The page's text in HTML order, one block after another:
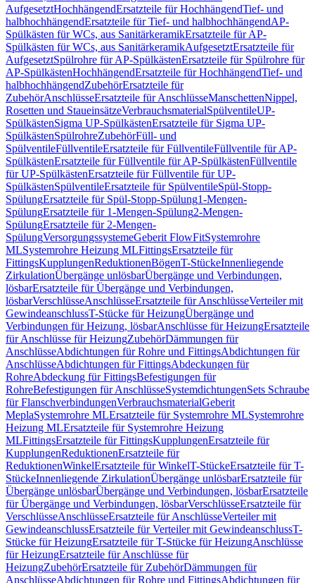
AufgesetztHochhängendErsatzteile für HochhängendTief- und
halbhochhängendErsatzteile für Tief- und halbhochhängendAP-
Spülkästen für WCs, aus SanitärkeramikErsatzteile für AP-
Spülkästen für WCs, aus SanitärkeramikAufgesetztErsatzteile für
AufgesetztSpülrohre für AP-SpülkästenErsatzteile für Spülrohre für
AP-SpülkästenHochhängendErsatzteile für HochhängendTief- und
halbhochhängendZubehörErsatzteile für
ZubehörAnschlüsseErsatzteile für AnschlüsseManschettenNippel,
Rosetten und StaueinsätzeVerbrauchsmaterialSpülventileUP-
SpülkästenSigma UP-SpülkästenErsatzteile für Sigma UP-
SpülkästenSpülrohreZubehörFüll- und
SpülventileFüllventileErsatzteile für FüllventileFüllventile für AP-
SpülkästenErsatzteile für Füllventile für AP-SpülkästenFüllventile
für UP-SpülkästenErsatzteile für Füllventile für UP-
SpülkästenSpülventileErsatzteile für SpülventileSpül-Stopp-
SpülungErsatzteile für Spül-Stopp-Spülung1-Mengen-
SpülungErsatzteile für 1-Mengen-Spülung2-Mengen-
SpülungErsatzteile für 2-Mengen-
SpülungVersorgungssystemeGeberit FlowFitSystemrohre
MLSystemrohre Heizung MLFittingsErsatzteile für
FittingsKupplungenReduktionenBögenT-StückeInnenliegende
ZirkulationÜbergänge unlösbarÜbergänge und Verbindungen,
lösbarErsatzteile für Übergänge und Verbindungen,
lösbarVerschlüsseAnschlüsseErsatzteile für AnschlüsseVerteiler mit
GewindeanschlussT-Stücke für HeizungÜbergänge und
Verbindungen für Heizung, lösbarAnschlüsse für HeizungErsatzteile
für Anschlüsse für HeizungZubehörDämmungen für
AnschlüsseAbdichtungen für Rohre und FittingsAbdichtungen für
AnschlüsseAbdichtungen für FittingsAbdeckungen für
RohreAbdeckung für FittingsBefestigungen für
RohreBefestigungen für AnschlüsseSystemdichtungenSets Schraube
für FlanschverbindungenVerbrauchsmaterialGeberit
MeplaSystemrohre MLErsatzteile für Systemrohre MLSystemrohre
Heizung MLErsatzteile für Systemrohre Heizung
MLFittingsErsatzteile für FittingsKupplungenErsatzteile für
KupplungenReduktionenErsatzteile für
ReduktionenWinkelErsatzteile für WinkelT-StückeErsatzteile für T-
StückeInnenliegende ZirkulationÜbergänge unlösbarErsatzteile für
Übergänge unlösbarÜbergänge und Verbindungen, lösbarErsatzteile
für Übergänge und Verbindungen, lösbarVerschlüsseErsatzteile für
VerschlüsseAnschlüsseErsatzteile für AnschlüsseVerteiler mit
GewindeanschlussErsatzteile für Verteiler mit GewindeanschlussT-
Stücke für HeizungErsatzteile für T-Stücke für HeizungAnschlüsse
für HeizungErsatzteile für Anschlüsse für
HeizungZubehörErsatzteile für ZubehörDämmungen für
AnschlüsseAbdichtungen für Rohre und FittingsAbdichtungen für